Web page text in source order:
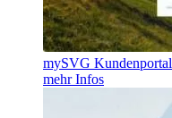
mySVG Kundenportal
mehr Infos